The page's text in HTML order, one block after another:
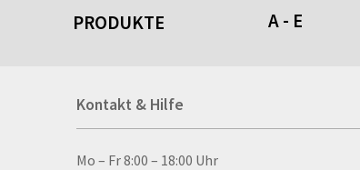
PRODUKTE A - E
Kontakt & Hilfe
Kontakt & Hilfe
Mo – Fr 8:00 – 18:00 Uhr